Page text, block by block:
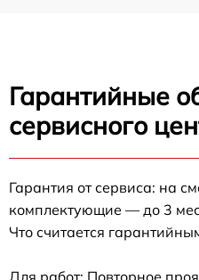
Гарантийные
сервисного
Гарантия от сервиса: на
комплектующие — до 3
Что считается
Для работ: Повторное